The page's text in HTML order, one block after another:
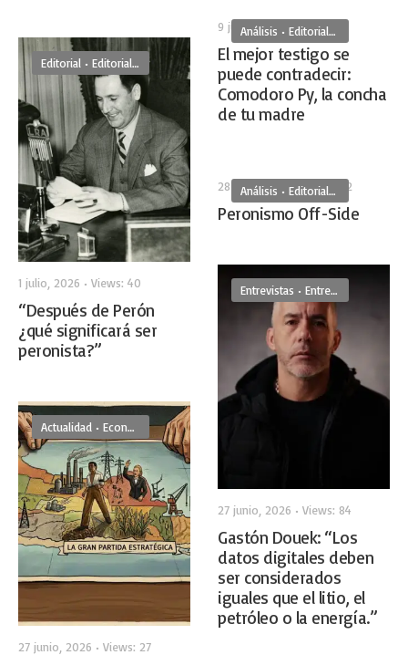
Análisis • Editoriales
9 julio, 2026 •Views: 56
El mejor testigo se
puede contradecir:
Comodoro Py, la concha
de tu madre
Editorial • Editoriales
1 julio, 2026 • Views: 40
“Después de Perón
¿qué significará ser
peronista?”
Análisis • Editoriales
28 junio, 2026 •Views: 62
Peronismo Off-Side
Entrevistas • Entrevistas De Frente
27 junio, 2026 • Views: 84
Gastón Douek: “Los
datos digitales deben
ser considerados
iguales que el litio, el
petróleo o la energía.”
Actualidad • Economía
27 junio, 2026 • Views: 27